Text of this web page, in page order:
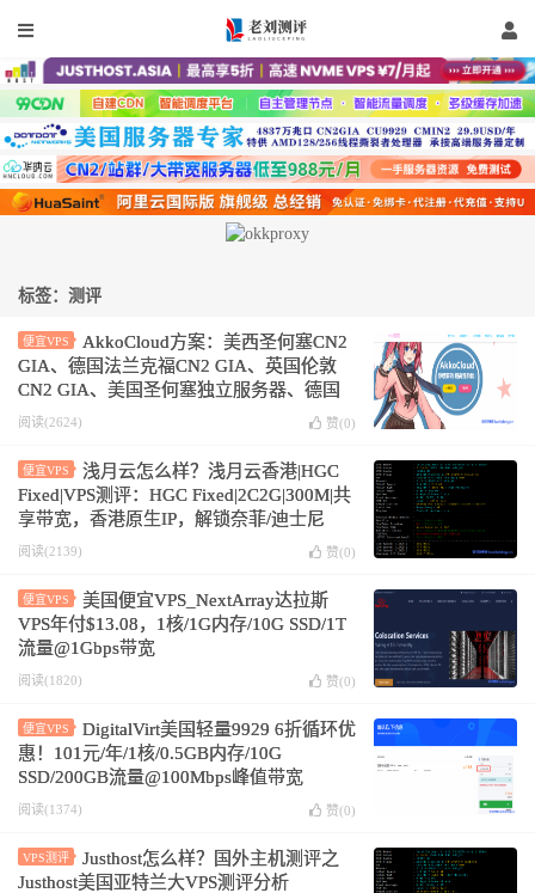
标签：测评
便宜VPS
AkkoCloud方案：美西圣何塞CN2
GIA、德国法兰克福CN2 GIA、英国伦敦
CN2 GIA、美国圣何塞独立服务器、德国
法兰克福独立服务器、英国伦敦独立服务
阅读(2624) 赞(0)
便宜VPS
浅月云怎么样？浅月云香港|HGC
Fixed|VPS测评：HGC Fixed|2C2G|300M|共
享带宽，香港原生IP，解锁奈菲/迪士尼
阅读(2139) 赞(0)
便宜VPS
美国便宜VPS_NextArray达拉斯
VPS年付$13.08，1核/1G内存/10G SSD/1T
流量@1Gbps带宽
阅读(1820) 赞(0)
便宜VPS
DigitalVirt美国轻量9929 6折循环优
惠！101元/年/1核/0.5GB内存/10G
SSD/200GB流量@100Mbps峰值带宽
阅读(1374) 赞(0)
VPS测评
Justhost怎么样？国外主机测评之
Justhost美国亚特兰大VPS测评分析